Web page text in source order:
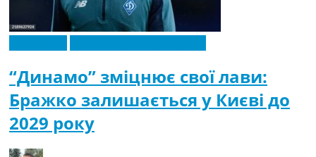
“Динамо” зміцнює свої лави:
Бражко залишається у Києві до
2029 року